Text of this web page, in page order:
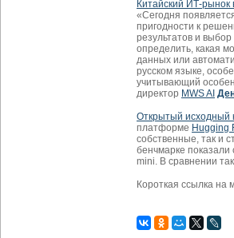
Китайский ИТ-рынок
«Сегодня
пригодности к
результатов и
определить, какая
данных или
русском языке,
учитывающий
директор MWS AI
Открытый исходный
платформе Hugging
собственные, так и
бенчмарке показали
mini. В сравнении
Короткая ссылка на